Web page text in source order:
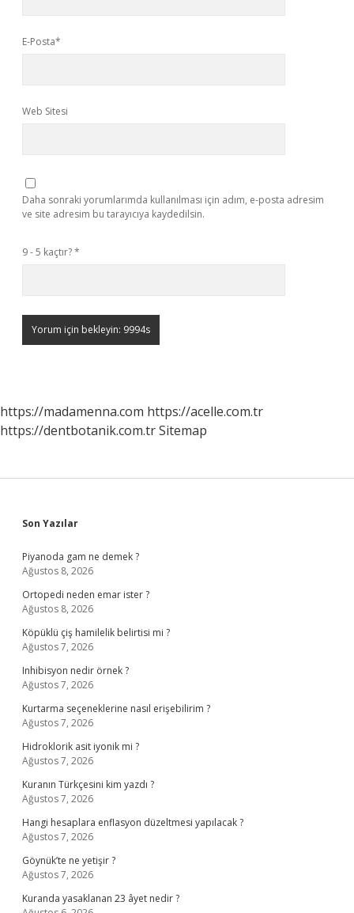
E-Posta*
Web Sitesi
Daha sonraki yorumlarımda kullanılması için adım, e-posta adresim
ve site adresim bu tarayıcıya kaydedilsin.
9 - 5 kaçtır?*
https://madamenna.com https://acelle.com.tr
https://dentbotanik.com.trSitemap
Sidebar
Son Yazılar
Piyanoda gam ne demek ?
Ağustos 8, 2026
Ortopedi neden emar ister ?
Ağustos 8, 2026
Köpüklü çiş hamilelik belirtisi mi ?
Ağustos 7, 2026
Inhibisyon nedir örnek ?
Ağustos 7, 2026
Kurtarma seçeneklerine nasıl erişebilirim ?
Ağustos 7, 2026
Hidroklorik asit iyonik mi ?
Ağustos 7, 2026
Kuranın Türkçesini kim yazdı ?
Ağustos 7, 2026
Hangi hesaplara enflasyon düzeltmesi yapılacak ?
Ağustos 7, 2026
Göynük’te ne yetişir ?
Ağustos 7, 2026
Kuranda yasaklanan 23 âyet nedir ?